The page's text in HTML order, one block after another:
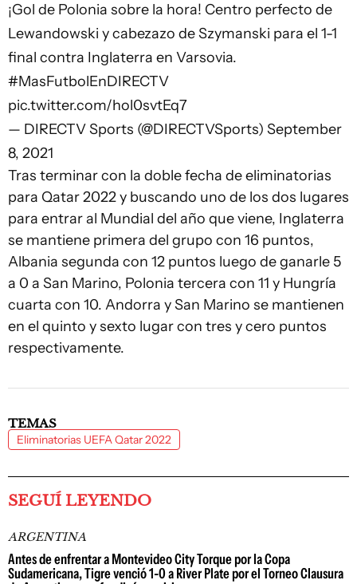
¡Gol de Polonia sobre la hora! Centro perfecto de
Lewandowski y cabezazo de Szymanski para el 1-1
final contra Inglaterra en Varsovia.
#MasFutbolEnDIRECTV
pic.twitter.com/hol0svtEq7
— DIRECTV Sports (@DIRECTVSports) September
8, 2021
Tras terminar con la doble fecha de eliminatorias
para Qatar 2022 y buscando uno de los dos lugares
para entrar al Mundial del año que viene, Inglaterra
se mantiene primera del grupo con 16 puntos,
Albania segunda con 12 puntos luego de ganarle 5
a 0 a San Marino, Polonia tercera con 11 y Hungría
cuarta con 10. Andorra y San Marino se mantienen
en el quinto y sexto lugar con tres y cero puntos
respectivamente.
TEMAS
Eliminatorias UEFA Qatar 2022
SEGUÍ LEYENDO
ARGENTINA
Antes de enfrentar a Montevideo City Torque por la Copa
Sudamericana, Tigre venció 1-0 a River Plate por el Torneo Clausura